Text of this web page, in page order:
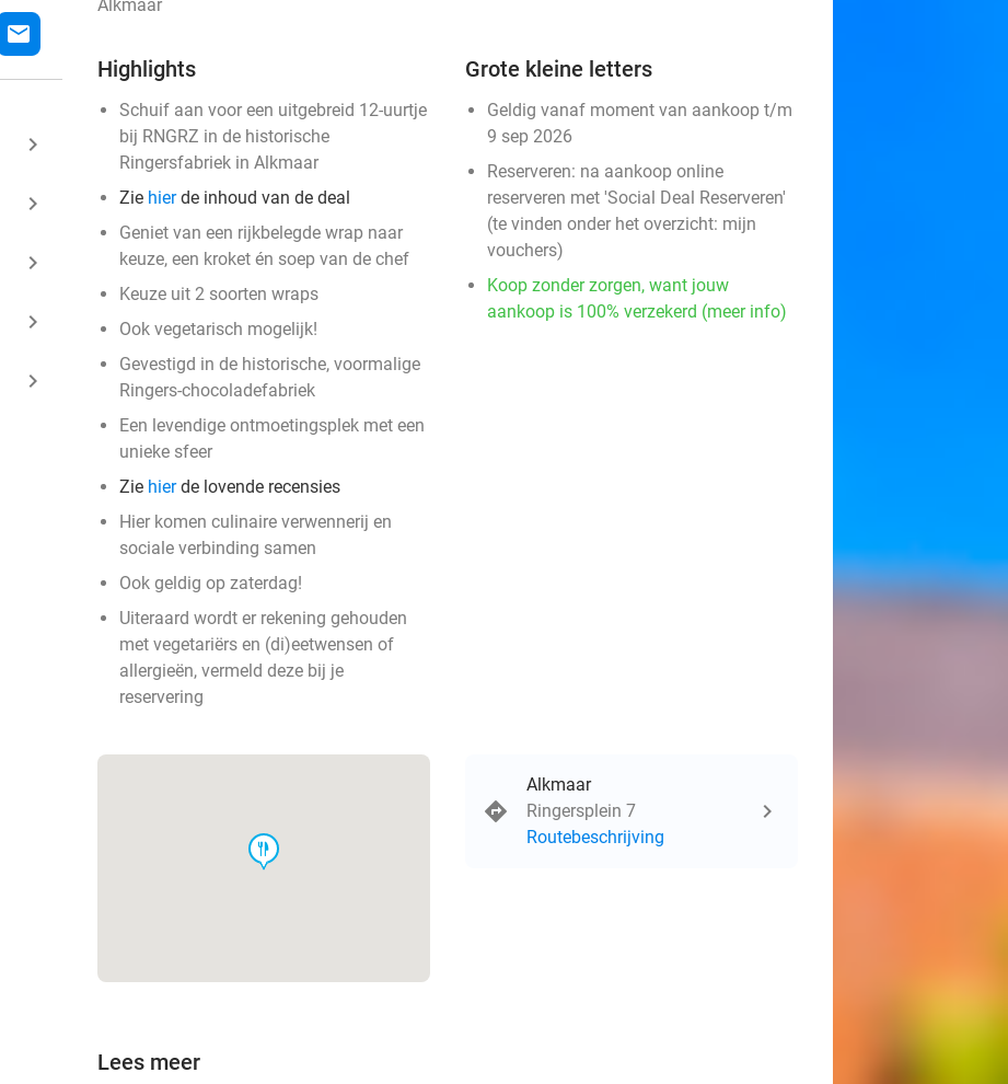
mail
keyboard_arrow_right
keyboard_arrow_right
keyboard_arrow_right
keyboard_arrow_right
keyboard_arrow_right
Alkmaar
Highlights
Schuif aan voor een uitgebreid 12-uurtje
bij RNGRZ in de historische
Ringersfabriek in Alkmaar
Zie hierde inhoud van de deal
Geniet van een rijkbelegde wrap naar
keuze, een kroket én soep van de chef
Keuze uit 2 soorten wraps
Ook vegetarisch mogelijk!
Gevestigd in de historische, voormalige
Ringers-chocoladefabriek
Een levendige ontmoetingsplek met een
unieke sfeer
Zie hierde lovende recensies
Hier komen culinaire verwennerij en
sociale verbinding samen
Ook geldig op zaterdag!
Uiteraard wordt er rekening gehouden
met vegetariërs en (di)eetwensen of
allergieën, vermeld deze bij je
reservering
Grote kleine letters
Geldig vanaf moment van aankoop t/m
9 sep 2026
Reserveren: na aankoop online
reserveren met 'Social Deal Reserveren'
(te vinden onder het overzicht: mijn
vouchers)
Koop zonder zorgen, want jouw
aankoop is 100% verzekerd (meer info)
food
Alkmaar
Ringersplein 7
Routebeschrijving
Lees meer